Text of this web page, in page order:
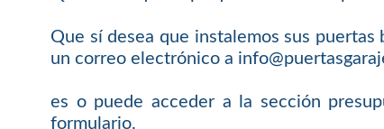
Que sí desea que instalemos sus
un correo electrónico a
es o puede acceder a la sección
formulario.